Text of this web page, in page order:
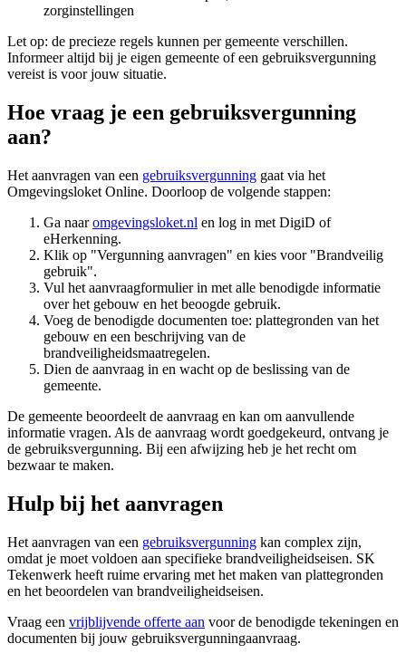
zorginstellingen
Let op: de precieze regels kunnen per gemeente verschillen.
Informeer altijd bij je eigen gemeente of een gebruiksvergunning
vereist is voor jouw situatie.
Hoe vraag je een gebruiksvergunning
aan?
Het aanvragen van een gebruiksvergunning gaat via het
Omgevingsloket Online. Doorloop de volgende stappen:
Ga naaromgevingsloket.nl en log in met DigiD of
eHerkenning.
Klik op "Vergunning aanvragen" en kies voor "Brandveilig
gebruik".
Vul het aanvraagformulier in met alle benodigde informatie
over het gebouw en het beoogde gebruik.
Voeg de benodigde documenten toe: plattegronden van het
gebouw en een beschrijving van de
brandveiligheidsmaatregelen.
Dien de aanvraag in en wacht op de beslissing van de
gemeente.
De gemeente beoordeelt de aanvraag en kan om aanvullende
informatie vragen. Als de aanvraag wordt goedgekeurd, ontvang je
de gebruiksvergunning. Bij een afwijzing heb je het recht om
bezwaar te maken.
Hulp bij het aanvragen
Het aanvragen van een gebruiksvergunning kan complex zijn,
omdat je moet voldoen aan specifieke brandveiligheidseisen. SK
Tekenwerk heeft ruime ervaring met het maken van plattegronden
en het beoordelen van brandveiligheidseisen.
Vraag een vrijblijvende offerte aan voor de benodigde tekeningen en
documenten bij jouw gebruiksvergunningaanvraag.